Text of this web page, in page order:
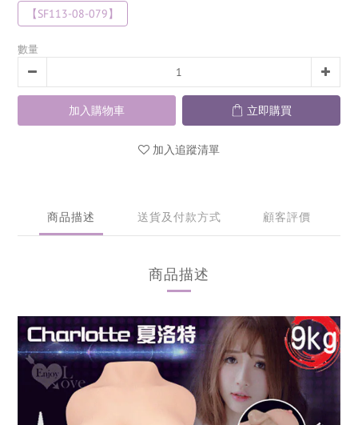
【SF113-08-079】
數量
加入購物車 立即購買
加入追蹤清單
商品描述 送貨及付款方式 顧客評價
商品描述